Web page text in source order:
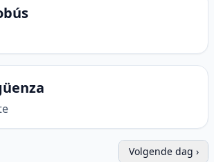
Volgende dag ›